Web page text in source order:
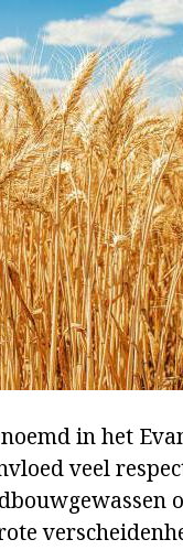
in het
veel